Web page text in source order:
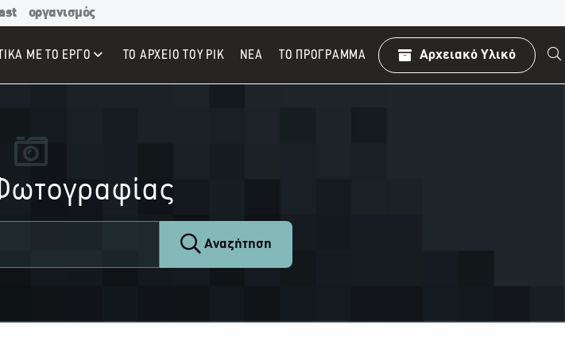
οργανισμός
ΜΕ ΤΟ ΕΡΓΟ ΤΟ ΑΡΧΕΙΟ ΤΟΥ ΡΙΚ ΝΕΑ TO ΠΡΌΓΡΑΜΜΑ Αρχειακό Υλικό
Αναζήτηση